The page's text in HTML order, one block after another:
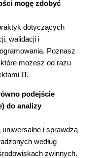
klasy użytkowników
osób podejmujących
decyzji?
tego, co użytkownicy
mogę zdobyć
dotyczących
walidacji i
Poznasz
możesz od razu
IT.
podejście
do analizy
i sprawdzą
według
zwinnych.